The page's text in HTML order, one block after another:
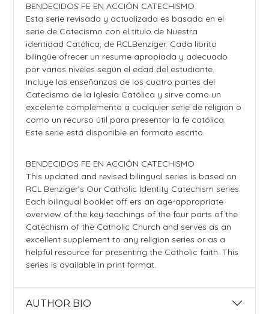
BENDECIDOS FE EN ACCIÓN CATECHISMO
Esta serie revisada y actualizada es basada en el
serie de Catecismo con el título de Nuestra
identidad Católica, de RCLBenziger. Cada librito
bilingüe ofrecer un resume apropiada y adecuado
por varios niveles según el edad del estudiante.
Incluye las enseñanzas de los cuatro partes del
Catecismo de la Iglesia Católica y sirve como un
excelente complemento a cualquier serie de religión o
como un recurso útil para presentar la fe católica.
Este serie está disponible en formato escrito.
BENDECIDOS FE EN ACCIÓN CATECHISMO
This updated and revised bilingual series is based on
RCL Benziger’s Our Catholic Identity Catechism series.
Each bilingual booklet off ers an age-appropriate
overview of the key teachings of the four parts of the
Catechism of the Catholic Church and serves as an
excellent supplement to any religion series or as a
helpful resource for presenting the Catholic faith. This
series is available in print format.
AUTHOR BIO